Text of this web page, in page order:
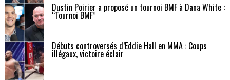
Dustin Poirier a proposé un tournoi BMF à Dana White :
“Tournoi BMF”
Débuts controversés d’Eddie Hall en MMA : Coups
illégaux, victoire éclair